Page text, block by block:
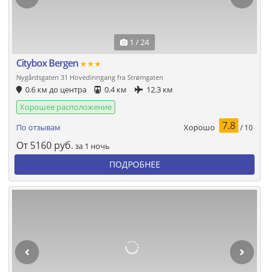
1 / 24
Citybox Bergen ★★★
Nygårdsgaten 31 Hovedinngang fra Strømgaten
0.6 км до центра 0.4 км
12.3 км
Хорошее расположение
По отзывам
Хорошо 7.8 / 10
От 5160 руб. за 1 ночь
ПОДРОБНЕЕ